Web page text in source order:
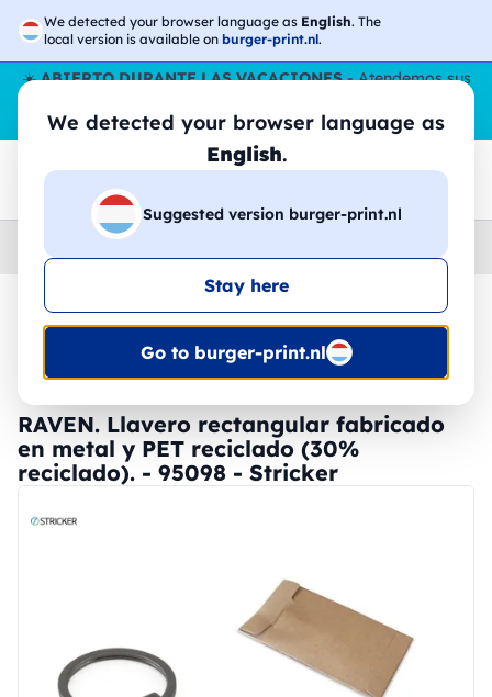
We detected your browser language as English. The
local version is available on burger-print.nl.
We detected your browser language as
English.
Suggested version burger-print.nl
Stay here
Go to burger-print.nl
☀️ABIERTO DURANTE LAS VACACIONES- Atendemos sus
pedidos durante todo el verano, incluso en agosto.
Sin parar
😎🌴
Home llaveros-y-cordones-personalizados
🔥 -30% de impresión DTF
RAVEN. Llavero rectangular fabricado
en metal y PET reciclado (30%
reciclado). - 95098 - Stricker